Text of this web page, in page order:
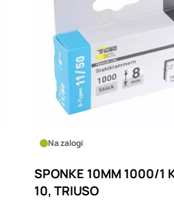
Na zalogi
SPONKE 8MM 1000/1
8, TRIUSO